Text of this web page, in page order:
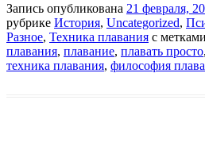
Запись опубликована 21 февраля,
рубрике История, Uncategorized,
Разное, Техника плавания с метками
плавания, плавание, плавать просто,
техника плавания, философия